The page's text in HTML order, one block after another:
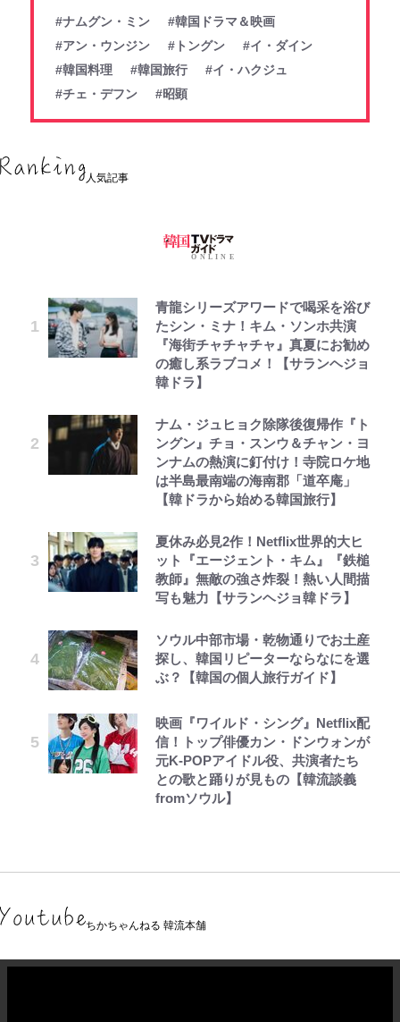
#ナムグン・ミン
#韓国ドラマ＆映画
#アン・ウンジン
#トングン
#イ・ダイン
#韓国料理
#韓国旅行
#イ・ハクジュ
#チェ・デフン
#昭顕
人気記事
青龍シリーズアワードで喝采を浴び
たシン・ミナ！キム・ソンホ共演
『海街チャチャチャ』真夏にお勧め
の癒し系ラブコメ！【サランヘジョ
韓ドラ】
ナム・ジュヒョク除隊後復帰作『ト
ングン』チョ・スンウ＆チャン・ヨ
ンナムの熱演に釘付け！寺院ロケ地
は半島最南端の海南郡「道卒庵」
【韓ドラから始める韓国旅行】
夏休み必見2作！Netflix世界的大ヒ
ット『エージェント・キム』『鉄槌
教師』無敵の強さ炸裂！熱い人間描
写も魅力【サランヘジョ韓ドラ】
ソウル中部市場・乾物通りでお土産
探し、韓国リピーターならなにを選
ぶ？【韓国の個人旅行ガイド】
映画『ワイルド・シング』Netflix配
信！トップ俳優カン・ドンウォンが
元K-POPアイドル役、共演者たち
との歌と踊りが見もの【韓流談義
fromソウル】
ちかちゃんねる 韓流本舗